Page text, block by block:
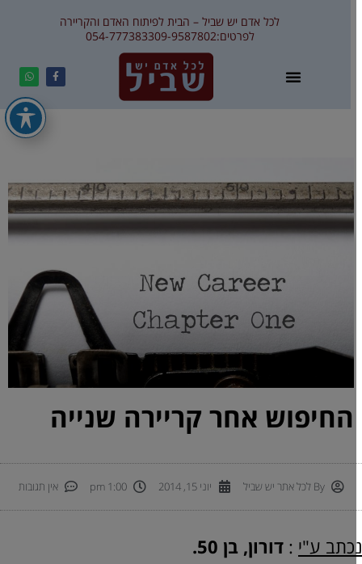
לכל אדם יש שביל – הבית לפיתוח האדם והקריירה
לפרטים:09-9587802
054-7773833
החיפוש אחר קריירה שנייה
Byלכל אתר יש שביל יוני 15, 2014 1:00 pm אין תגובות
ע"י: דורון, בן 50.